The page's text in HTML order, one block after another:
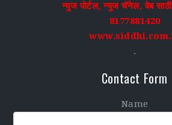
न्युज पोर्टल, न्युज चॅनेल, वेब
8177881420
.
Contact Form
Name